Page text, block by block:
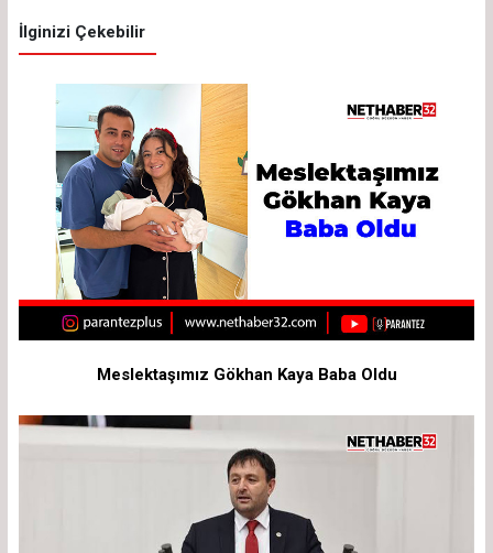
İlginizi Çekebilir
Meslektaşımız Gökhan Kaya Baba Oldu